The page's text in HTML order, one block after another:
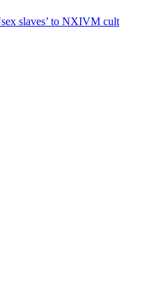
slaves’ to NXIVM cult